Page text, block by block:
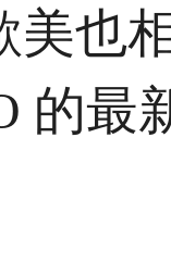
美也
的最